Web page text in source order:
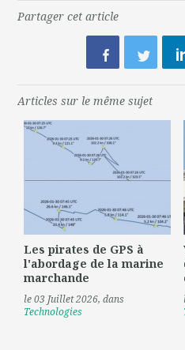
Partager cet article
Articles sur le même sujet
Les pirates de GPS à
l'abordage de la marine
marchande
le 03 Juillet 2026, dans
Technologies